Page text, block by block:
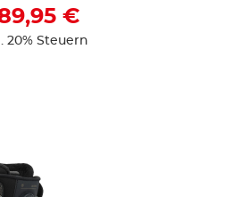
€
20% Steuern